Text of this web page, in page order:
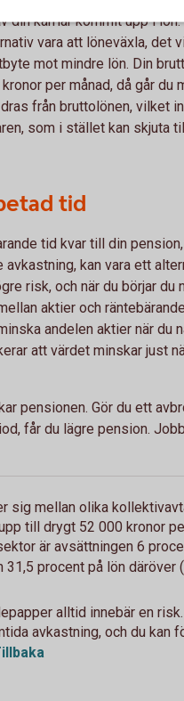
din karriär kommit upp i
vara att löneväxla, det
mot mindre lön. Din
per månad, då går du
från bruttolönen, vilket
som i stället kan skjuta
tid
tid kvar till din
avkastning, kan vara ett
risk, och när du börjar du
aktier och
andelen aktier när du
att värdet minskar just
pensionen. Gör du ett
får du lägre pension.
sig mellan olika
till drygt 52 000 kronor
är avsättningen 6
procent på lön däröver
alltid innebär en
avkastning, och du kan